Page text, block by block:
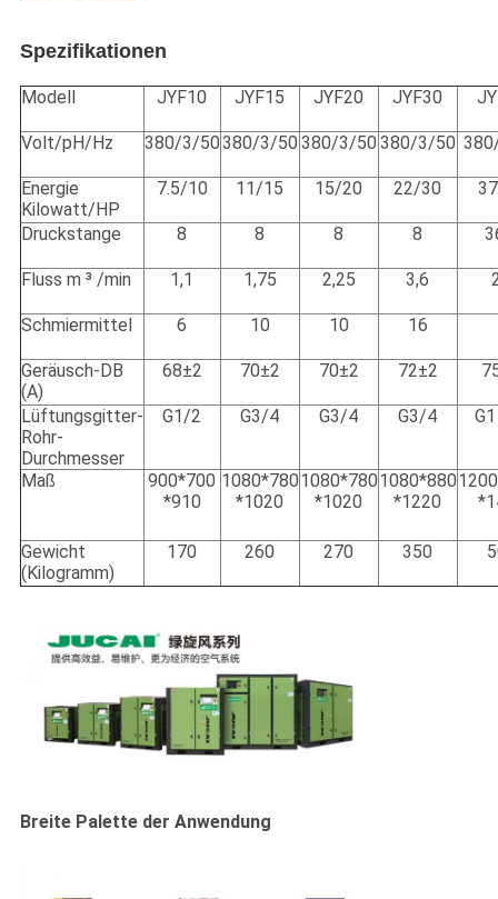
Spezifikationen
Modell JYF10 JYF15 JYF20 JYF30
Volt/pH/Hz 380/3/50380/3/50 380/3/50 380/3/50
Energie
Kilowatt/HP
7.5/10 11/15 15/20 22/30
Druckstange 8 8 8 8
Fluss m ³ /min 1,1 1,75 2,25 3,6
Schmiermittel 6 10 10 16
Geräusch-DB
(A)
68±2 70±2 70±2 72±2
Lüftungsgitter-
Rohr-
Durchmesser
G1/2 G3/4 G3/4 G3/4
Maß
900*700
*910
1080*780
*1020
1080*780
*1020
1080*880
*1220
Gewicht
(Kilogramm)
170 260 270 350
Breite Palette der Anwendung